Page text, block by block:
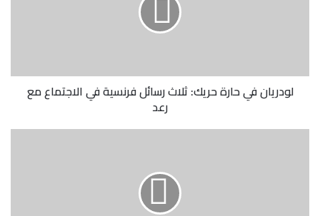
الاجتماع
لودريان في حارة حريك: ثلاث رسائل فرنسية في الاجتماع مع
رعد